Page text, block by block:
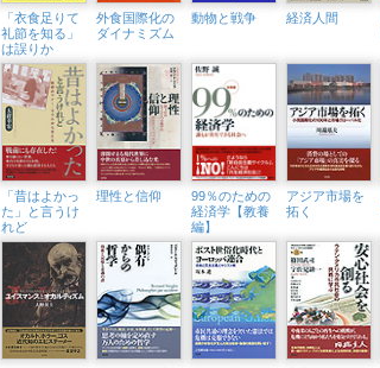
「衣食足りて
礼節を知る」
は誤りか
外食国際化の
ダイナミズム
動物と戦争 経済人間
「昔はよかっ
た」と言うけ
れど
理性と信仰
99％のための
経済学【教養
編】
アジア市場を
拓く